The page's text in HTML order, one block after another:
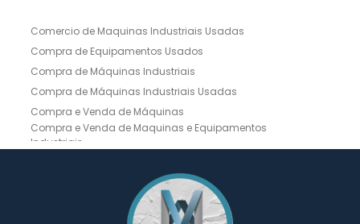
Comercio de Maquinas Industriais Usadas
Compra de Equipamentos Usados
Compra de Máquinas Industriais
Compra de Máquinas Industriais Usadas
Compra e Venda de Máquinas
Compra e Venda de Maquinas e Equipamentos
Industriais
Compra e Venda de Máquinas Operatrizes
Dobradeira CNC Usada